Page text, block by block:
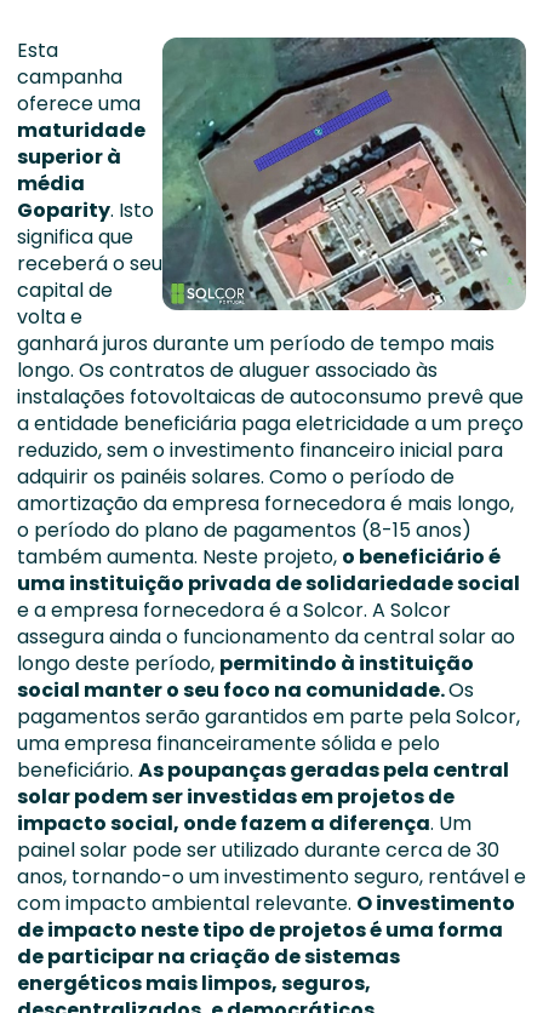
Esta
campanha
oferece uma
maturidade
superior à
média
Goparity. Isto
significa que
receberá o seu
capital de
volta e
ganhará juros durante um período de tempo mais
longo. Os contratos de aluguer associado às
instalações fotovoltaicas de autoconsumo prevê que
a entidade beneficiária paga eletricidade a um preço
reduzido, sem o investimento financeiro inicial para
adquirir os painéis solares. Como o período de
amortização da empresa fornecedora é mais longo,
o período do plano de pagamentos (8-15 anos)
também aumenta. Neste projeto, o beneficiário é
uma instituição privada de solidariedade social
e a empresa fornecedora é a Solcor. A Solcor
assegura ainda o funcionamento da central solar ao
longo deste período, permitindo à instituição
social manter o seu foco na comunidade.Os
pagamentos serão garantidos em parte pela Solcor,
uma empresa financeiramente sólida e pelo
beneficiário. As poupanças geradas pela central
solar podem ser investidas em projetos de
impacto social, onde fazem a diferença. Um
painel solar pode ser utilizado durante cerca de 30
anos, tornando-o um investimento seguro, rentável e
com impacto ambiental relevante. O investimento
de impacto neste tipo de projetos é uma forma
de participar na criação de sistemas
energéticos mais limpos, seguros,